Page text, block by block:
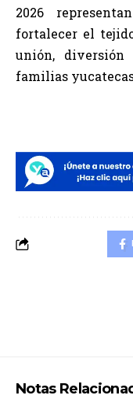
2026
fortalecer el
unión,
familias
Notas